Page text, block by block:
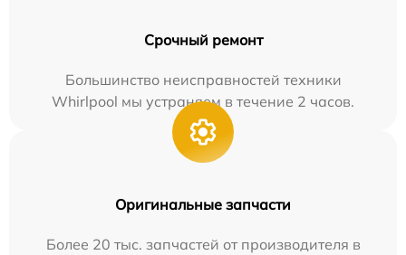
Срочный ремонт
Большинство неисправностей техники
Whirlpool мы устраняем в течение 2 часов.
Оригинальные запчасти
Более 20 тыс. запчастей от производителя в